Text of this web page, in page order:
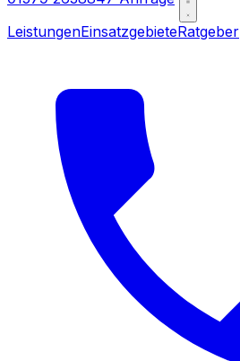
LeistungenEinsatzgebieteRatgeber